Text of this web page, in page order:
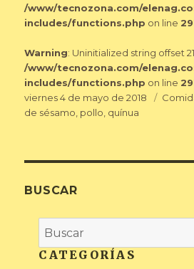
/www/tecnozona.com/
includes/functions.php on line
Warning: Uninitialized string offset
/www/tecnozona.com/
includes/functions.php on line
Publicado
el
viernes 4 de mayo de 2018
de sésamo, pollo, quínua
BUSCAR
CATEGORÍAS